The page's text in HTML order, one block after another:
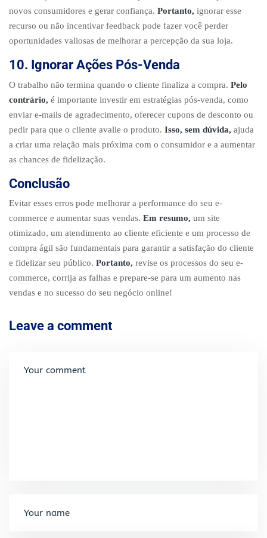
novos consumidores e gerar confiança. Portanto, ignorar esse
recurso ou não incentivar feedback pode fazer você perder
oportunidades valiosas de melhorar a percepção da sua loja.
10. Ignorar Ações Pós-Venda
O trabalho não termina quando o cliente finaliza a compra. Pelo
contrário, é importante investir em estratégias pós-venda, como
enviar e-mails de agradecimento, oferecer cupons de desconto ou
pedir para que o cliente avalie o produto. Isso, sem dúvida, ajuda
a criar uma relação mais próxima com o consumidor e a aumentar
as chances de fidelização.
Conclusão
Evitar esses erros pode melhorar a performance do seu e-
commerce e aumentar suas vendas. Em resumo, um site
otimizado, um atendimento ao cliente eficiente e um processo de
compra ágil são fundamentais para garantir a satisfação do cliente
e fidelizar seu público. Portanto, revise os processos do seu e-
commerce, corrija as falhas e prepare-se para um aumento nas
vendas e no sucesso do seu negócio online!
Leave a comment